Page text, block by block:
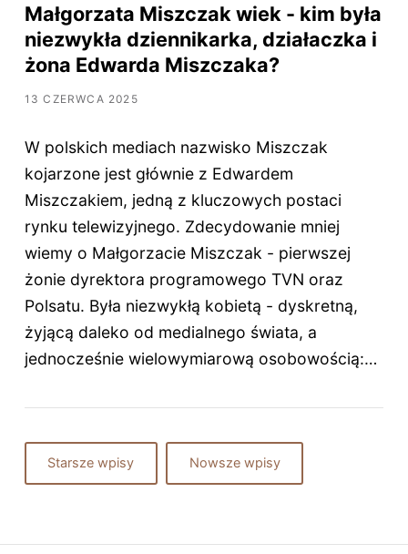
Małgorzata Miszczak wiek - kim była
niezwykła dziennikarka, działaczka i
żona Edwarda Miszczaka?
13 CZERWCA 2025
W polskich mediach nazwisko Miszczak
kojarzone jest głównie z Edwardem
Miszczakiem, jedną z kluczowych postaci
rynku telewizyjnego. Zdecydowanie mniej
wiemy o Małgorzacie Miszczak - pierwszej
żonie dyrektora programowego TVN oraz
Polsatu. Była niezwykłą kobietą - dyskretną,
żyjącą daleko od medialnego świata, a
jednocześnie wielowymiarową osobowością:…
Starsze wpisy Nowsze wpisy